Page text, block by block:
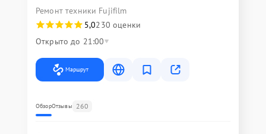
Ремонт техники Fujifilm
5,0230 оценки
Открыто до 21:00
Маршрут
ОбзорОтзывы 260